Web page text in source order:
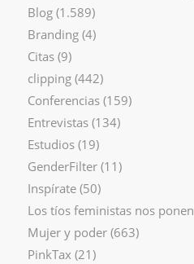
Blog(1.589)
Branding(4)
Citas(9)
clipping(442)
Conferencias(159)
Entrevistas(134)
Estudios(19)
GenderFilter(11)
Inspírate(50)
Los tíos feministas nos ponen
Mujer y poder(663)
PinkTax(21)